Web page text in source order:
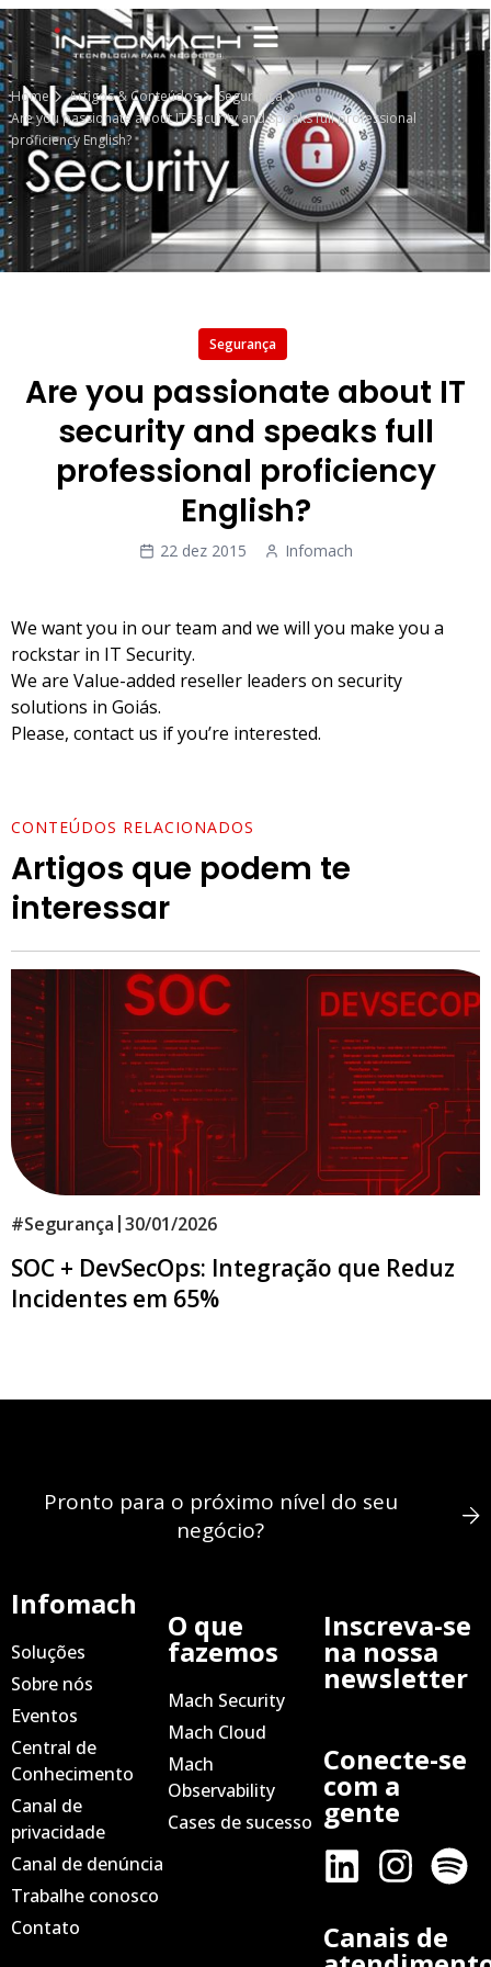
Home Artigos & Conteúdos
Segurança
Are you passionate about IT security and speaks full professional
proficiency English?
Segurança
Are you passionate about IT
security and speaks full
professional proficiency
English?
22 dez 2015 Infomach
We want you in our team and we will you make you a
rockstar in IT Security.
We are Value-added reseller leaders on security
solutions in Goiás.
Please, contact us if you’re interested.
CONTEÚDOS RELACIONADOS
Artigos que podem te
interessar
#Segurança |30/01/2026
SOC + DevSecOps: Integração que Reduz
Incidentes em 65%
Pronto para o próximo nível do seu
negócio?
Infomach
Soluções
Sobre nós
Eventos
Central de
Conhecimento
Canal de
privacidade
Canal de denúncia
Trabalhe conosco
Contato
O que
fazemos
Mach Security
Mach Cloud
Mach
Observability
Cases de sucesso
Inscreva-se
na nossa
newsletter
Conecte-se
com a
gente
Canais de